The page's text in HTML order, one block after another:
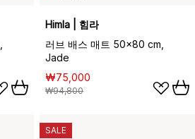
Himla | 힘라
러브 배스 매트 50x80 cm,
Jade
₩75,000
₩94,800
SALE